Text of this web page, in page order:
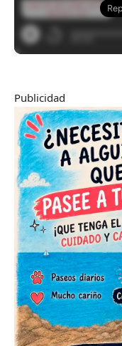
Publicidad